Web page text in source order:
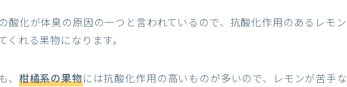
酸化が体臭の原因の一つと言われているので、抗酸化作用のあるレモン
くれる果物になります。
、 柑橘系の果物には抗酸化作用の高いものが多いので、レモンが苦手な